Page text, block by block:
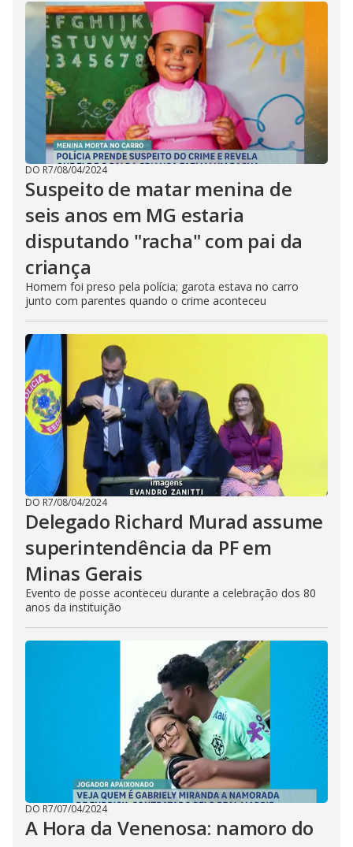
DO R7/08/04/2024
Suspeito de matar menina de
seis anos em MG estaria
disputando "racha" com pai da
criança
Homem foi preso pela polícia; garota estava no carro
junto com parentes quando o crime aconteceu
DO R7/08/04/2024
Delegado Richard Murad assume
superintendência da PF em
Minas Gerais
Evento de posse aconteceu durante a celebração dos 80
anos da instituição
DO R7/07/04/2024
A Hora da Venenosa: namoro do